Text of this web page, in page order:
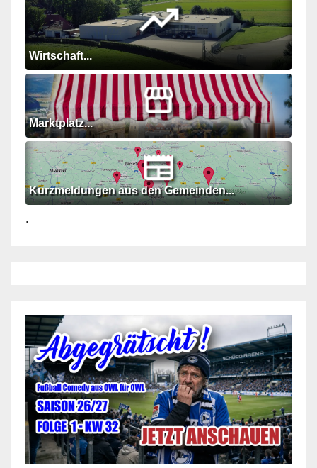
Wirtschaft...
Marktplatz...
Kurzmeldungen aus den Gemeinden...
.